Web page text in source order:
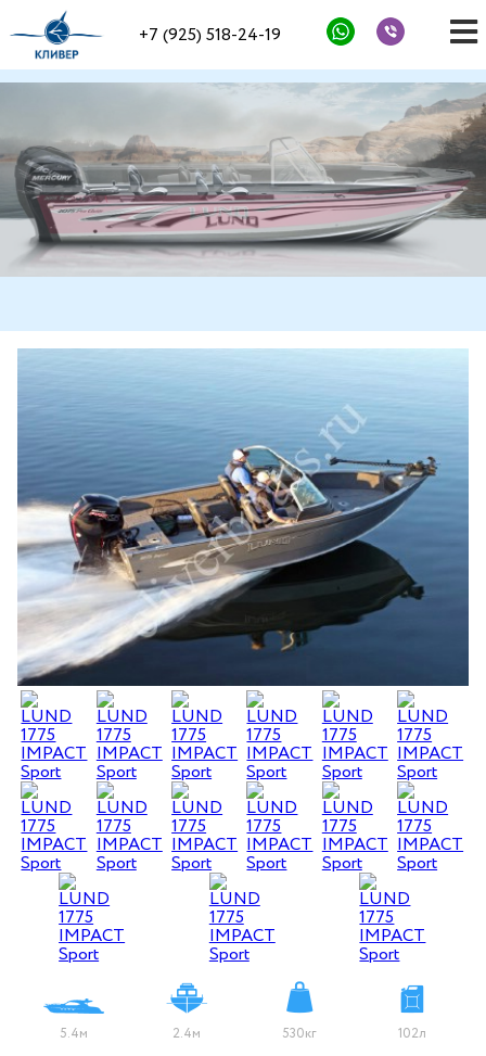
+7 (925) 518-24-19
5.4м 2.4м 530кг 102л